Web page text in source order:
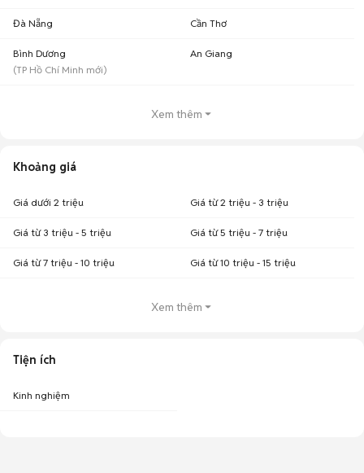
Đà Nẵng Cần Thơ
Bình Dương
(TP Hồ Chí Minh mới)
An Giang
Xem thêm
Khoảng giá
Giá dưới 2 triệu Giá từ 2 triệu - 3 triệu
Giá từ 3 triệu - 5 triệu Giá từ 5 triệu - 7 triệu
Giá từ 7 triệu - 10 triệu Giá từ 10 triệu - 15 triệu
Xem thêm
Tiện ích
Kinh nghiệm